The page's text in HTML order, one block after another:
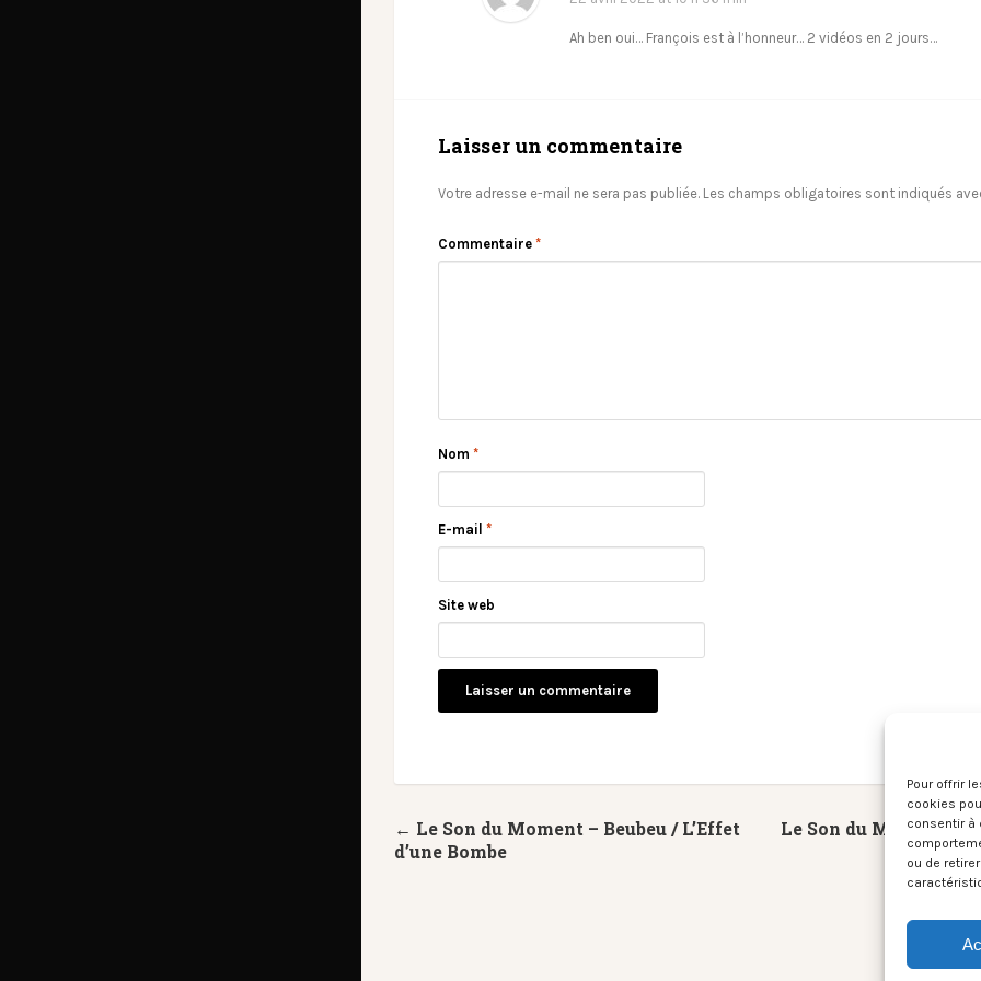
Pour offrir
cookies
consentir à
ou de
Ah ben oui… François est à l’honneur… 2 vidéos en 2 jours…
Laisser un commentaire
Votre adresse e-mail ne sera pas publiée. Les champs obligatoires sont indiqués
Commentaire *
Nom *
E-mail *
Site web
Le Son du Moment –
← Le Son du Moment – Beubeu / L’Effet
d’une Bombe